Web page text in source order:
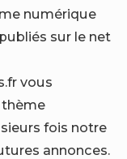
numérique
sur le net
vous
fois notre
annonces.